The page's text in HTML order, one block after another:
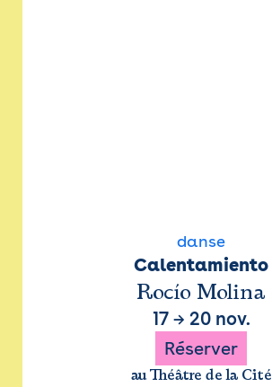
danse
Calentamiento
Rocío Molina
17→ 20 nov.
Réserver
au Théâtre de la Cité